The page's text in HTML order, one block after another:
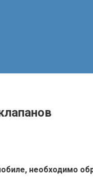
необходимо